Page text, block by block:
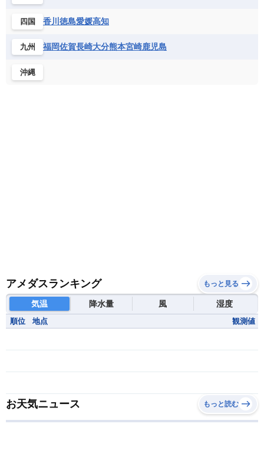
北マケドニア
フランス領ギアナ
ベネズエラ
ベリーズ
ボリビア
メキシコ
チュニジア
ナミビア
ニジェール
ブルキナファソ
マダガスカル
四国 香川 徳島愛媛高知
九州 福岡佐賀長崎大分熊本宮崎鹿児島
沖縄
アメダスランキング もっと見る
気温 降水量 風 湿度
順位 地点 観測値
お天気ニュース もっと読む